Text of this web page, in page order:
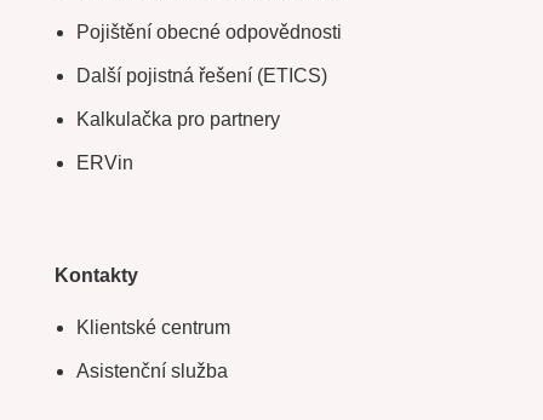
Pojištění obecné odpovědnosti
Další pojistná řešení (ETICS)
Kalkulačka pro partnery
ERVin
Kontakty
Klientské centrum
Asistenční služba